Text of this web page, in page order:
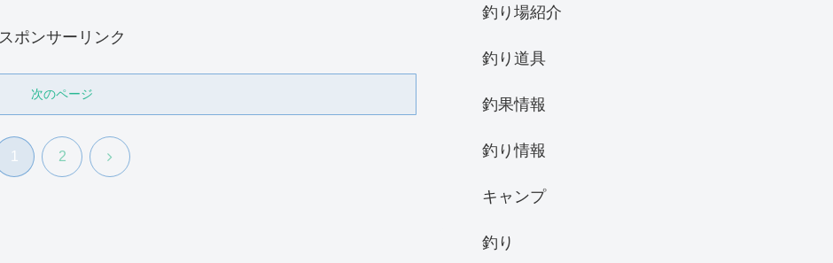
スポンサーリンク
次のページ
1 2 次
釣り場紹介
釣り道具
釣果情報
釣り情報
キャンプ
釣り